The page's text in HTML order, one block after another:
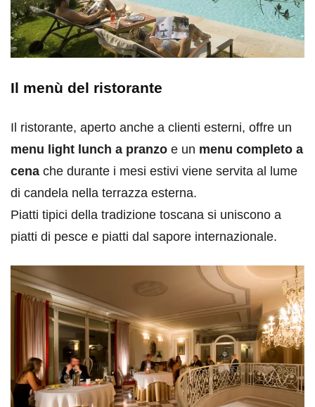
Il menù del ristorante
Il ristorante, aperto anche a clienti esterni, offre un
menu light lunch a pranzo e un menu completo a
cena che durante i mesi estivi viene servita al lume
di candela nella terrazza esterna.
Piatti tipici della tradizione toscana si uniscono a
piatti di pesce e piatti dal sapore internazionale.